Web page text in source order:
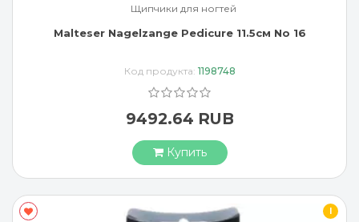
Щипчики для ногтей
Malteser Nagelzange Pedicure 11.5см No 16
Код продукта: 1198748
9492.64 RUB
Купить
I